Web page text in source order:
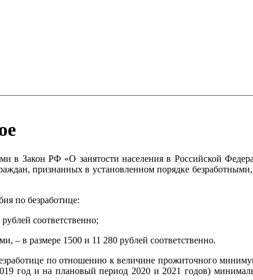
в Закон РФ «О занятости населения в Российской
признанных в установленном порядке
по безработице:
соответственно;
– в размере 1500 и 11 280 рублей соответственно.
по отношению к величине прожиточного
год и на плановый период 2020 и 2021 годов)